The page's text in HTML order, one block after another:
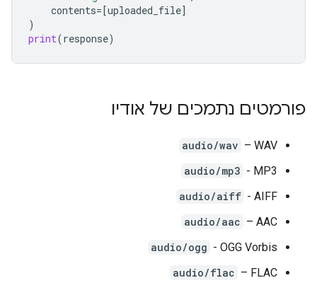
contents=[uploaded_file]
)
print(response)
פורמטים נתמכים של אודיו
‫WAV –
audio/wav
MP3 -
audio/mp3
AIFF -
audio/aiff
‫AAC –
audio/aac
OGG Vorbis -
audio/ogg
‫FLAC –
audio/flac